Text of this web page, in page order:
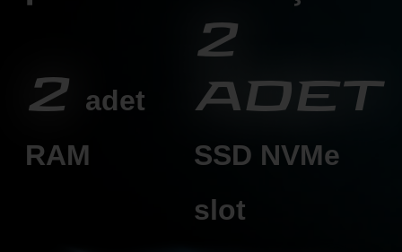
2 adet
RAM
2
adet
SSD NVMe
slot